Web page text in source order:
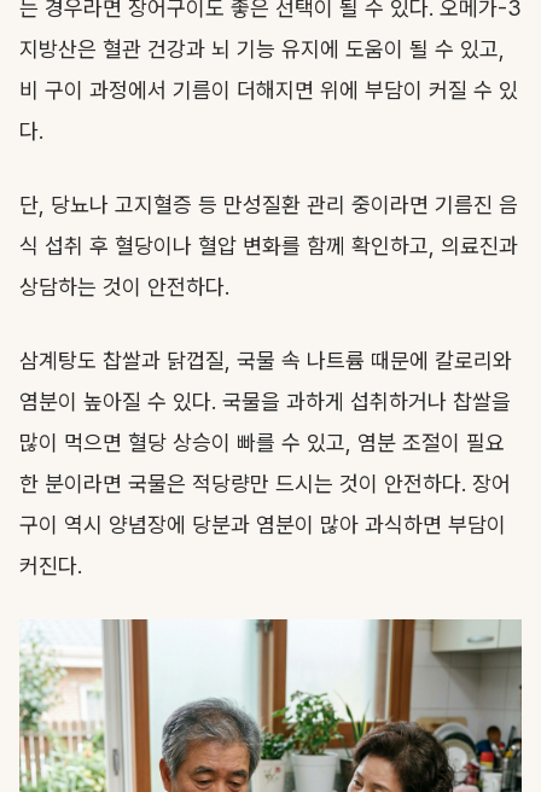
는 경우라면 장어구이도 좋은 선택이 될 수 있다. 오메가-3
지방산은 혈관 건강과 뇌 기능 유지에 도움이 될 수 있고,
비 구이 과정에서 기름이 더해지면 위에 부담이 커질 수 있
다.
단, 당뇨나 고지혈증 등 만성질환 관리 중이라면 기름진 음
식 섭취 후 혈당이나 혈압 변화를 함께 확인하고, 의료진과
상담하는 것이 안전하다.
삼계탕도 찹쌀과 닭껍질, 국물 속 나트륨 때문에 칼로리와
염분이 높아질 수 있다. 국물을 과하게 섭취하거나 찹쌀을
많이 먹으면 혈당 상승이 빠를 수 있고, 염분 조절이 필요
한 분이라면 국물은 적당량만 드시는 것이 안전하다. 장어
구이 역시 양념장에 당분과 염분이 많아 과식하면 부담이
커진다.